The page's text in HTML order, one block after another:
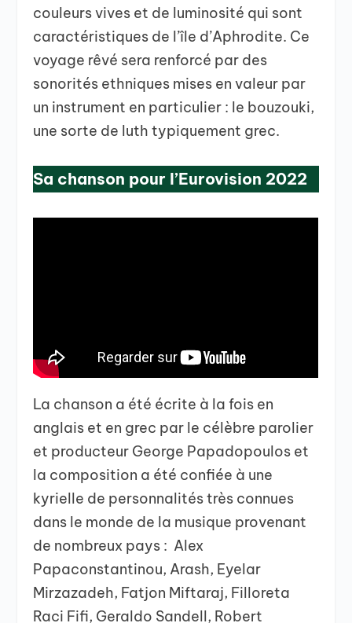
couleurs vives et de luminosité qui sont
caractéristiques de l’île d’Aphrodite. Ce
voyage rêvé sera renforcé par des
sonorités ethniques mises en valeur par
un instrument en particulier : le bouzouki,
une sorte de luth typiquement grec.
Sa chanson pour l’Eurovision 2022
La chanson a été écrite à la fois en
anglais et en grec par le célèbre parolier
et producteur George Papadopoulos et
la composition a été confiée à une
kyrielle de personnalités très connues
dans le monde de la musique provenant
de nombreux pays : Alex
Papaconstantinou, Arash, Eyelar
Mirzazadeh, Fatjon Miftaraj, Filloreta
Raci Fifi, Geraldo Sandell, Robert